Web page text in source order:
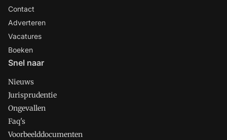
Contact
Adverteren
Vacatures
Boeken
Snel naar
Nieuws
Jurisprudentie
Ongevallen
Faq's
Voorbeelddocumenten